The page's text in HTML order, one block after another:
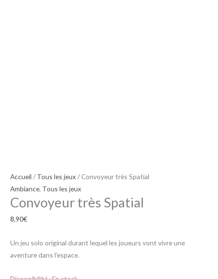
Accueil / Tous les jeux/ Convoyeur très Spatial
Ambiance, Tous les jeux
Convoyeur très Spatial
8,90€
Un jeu solo original durant lequel les joueurs vont vivre une
aventure dans l’espace.